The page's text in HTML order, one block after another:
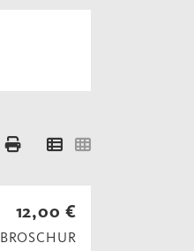
12,00 €
BROSCHUR